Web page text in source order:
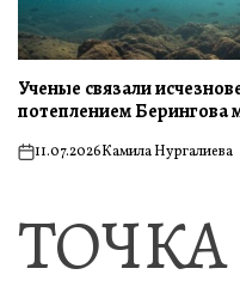
Ученые связали
потеплением Берингова
on11.07.2026Камила Нургалиева